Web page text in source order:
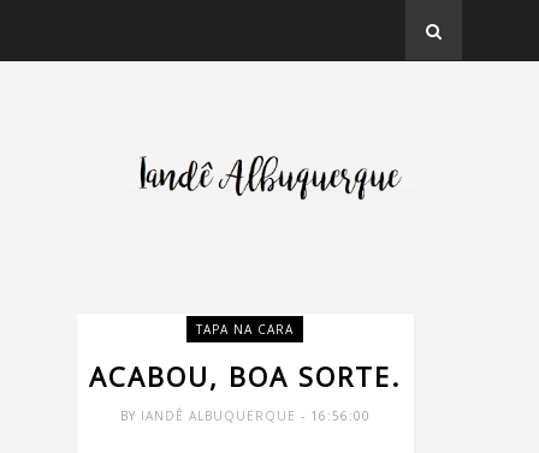
TAPA NA CARA
ACABOU, BOA SORTE.
BY IANDÊ ALBUQUERQUE - 16:56:00